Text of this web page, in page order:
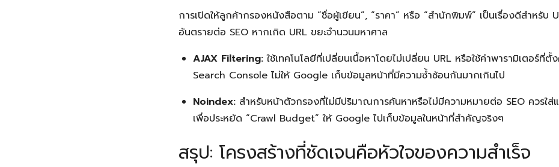
การเปิดให้ลูกค้ากรองหนังสือตาม “ชื่อผู้เขียน”, “ราคา” หรือ “สำนักพิมพ์” เป็นเรื่องดีสำหรับ
อันตรายต่อ SEO หากเกิด URL ขยะจำนวนมหาศาล
AJAX Filtering: ใช้เทคโนโลยีที่เปลี่ยนเนื้อหาโดยไม่เปลี่ยน URL หรือใช้ค่าพารามิเตอร์ที่ตั้
Search Console ไม่ให้ Google เก็บข้อมูลหน้าที่มีความซ้ำซ้อนกันมากเกินไป
Noindex: สำหรับหน้าตัวกรองที่ไม่มีปริมาณการค้นหาหรือไม่มีความหมายต่อ SEO ควรใส่
เพื่อประหยัด “Crawl Budget” ให้ Google ไปเก็บข้อมูลในหน้าที่สำคัญจริงๆ
สรุป: โครงสร้างที่ชัดเจนคือหัวใจของความสำเร็จ